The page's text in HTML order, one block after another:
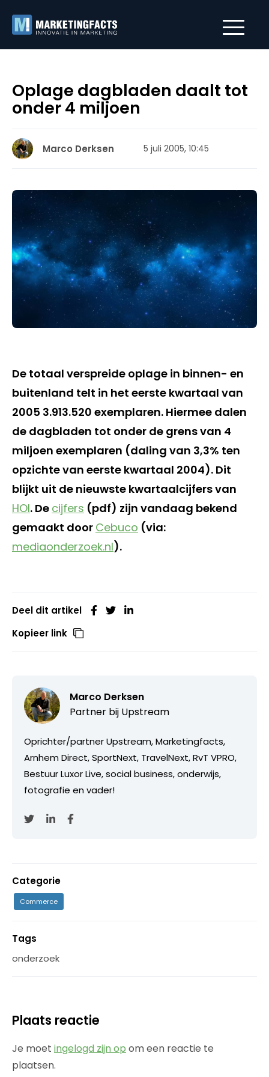
Oplage dagbladen daalt tot
onder 4 miljoen
Marco Derksen 5 juli 2005, 10:45
De totaal verspreide oplage in binnen- en
buitenland telt in het eerste kwartaal van
2005 3.913.520 exemplaren. Hiermee dalen
de dagbladen tot onder de grens van 4
miljoen exemplaren (daling van 3,3% ten
opzichte van eerste kwartaal 2004). Dit
blijkt uit de nieuwste kwartaalcijfers van
HOI. De cijfers (pdf) zijn vandaag bekend
gemaakt door Cebuco (via:
mediaonderzoek.nl).
Deel dit artikel
Kopieer link
Marco Derksen
Partner bij Upstream
Oprichter/partner Upstream, Marketingfacts,
Arnhem Direct, SportNext, TravelNext, RvT VPRO,
Bestuur Luxor Live, social business, onderwijs,
fotografie en vader!
Categorie
Commerce
Tags
onderzoek
Plaats reactie
Je moet ingelogd zijn op om een reactie te
plaatsen.